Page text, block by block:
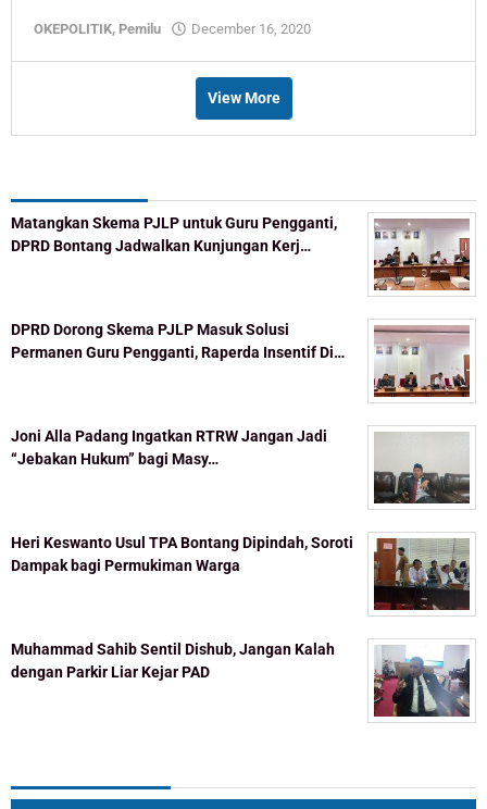
OKEPOLITIK, Pemilu December 16, 2020
View More
Matangkan Skema PJLP untuk Guru Pengganti,
DPRD Bontang Jadwalkan Kunjungan Kerj…
DPRD Dorong Skema PJLP Masuk Solusi
Permanen Guru Pengganti, Raperda Insentif Di…
Joni Alla Padang Ingatkan RTRW Jangan Jadi
“Jebakan Hukum” bagi Masy…
Heri Keswanto Usul TPA Bontang Dipindah, Soroti
Dampak bagi Permukiman Warga
Muhammad Sahib Sentil Dishub, Jangan Kalah
dengan Parkir Liar Kejar PAD